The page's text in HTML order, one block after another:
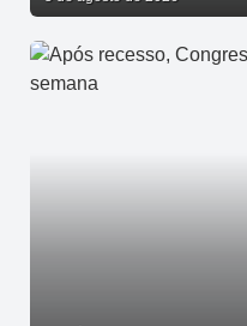
INICIATIVA PRIVADA